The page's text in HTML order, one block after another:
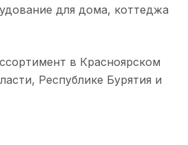
для дома, коттеджа
в Красноярском
Республике Бурятия и